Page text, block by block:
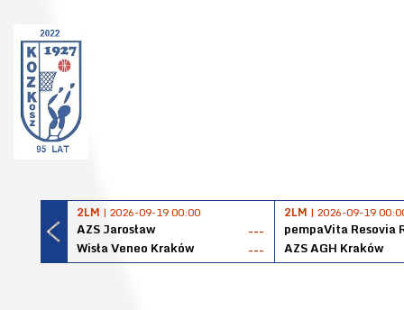
2LM | 2026-09-19 00:00
AZS Jarosław
---
Wisła Veneo Kraków
---
2LM | 2026-09-19
pempaVita Resovia
AZS AGH Kraków